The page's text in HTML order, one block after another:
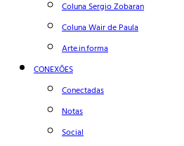
Coluna Sergio Zobaran
Coluna Wair de Paula
Arte.in.forma
CONEXÕES
Conectadas
Notas
Social